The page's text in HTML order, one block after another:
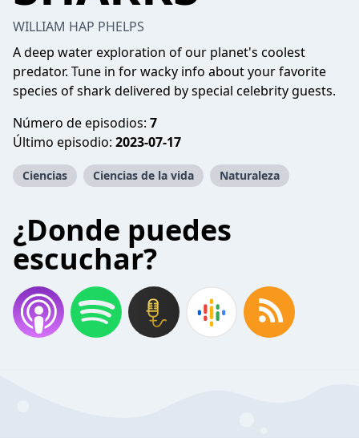
WILLIAM HAP PHELPS
A deep water exploration of our planet's coolest
predator. Tune in for wacky info about your favorite
species of shark delivered by special celebrity guests.
Número de episodios: 7
Último episodio: 2023-07-17
Ciencias Ciencias de la vida Naturaleza
¿Donde puedes
escuchar?